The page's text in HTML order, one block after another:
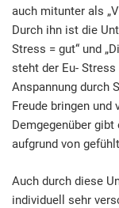
auch mitunter als
Durch ihn ist die
Stress = gut“ und
steht der Eu-
Anspannung durch
Freude bringen und
Demgegenüber
aufgrund von
Auch durch diese
individuell sehr